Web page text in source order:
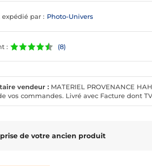
expédié par : Photo-Univers
: (8)
vendeur : MATERIEL PROVENANCE
vos commandes. Livré avec Facture dont
de votre ancien produit